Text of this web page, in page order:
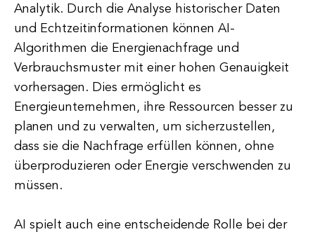
Analytik. Durch die Analyse historischer Daten
und Echtzeitinformationen können AI-
Algorithmen die Energienachfrage und
Verbrauchsmuster mit einer hohen Genauigkeit
vorhersagen. Dies ermöglicht es
Energieunternehmen, ihre Ressourcen besser zu
planen und zu verwalten, um sicherzustellen,
dass sie die Nachfrage erfüllen können, ohne
überproduzieren oder Energie verschwenden zu
müssen.
AI spielt auch eine entscheidende Rolle bei der